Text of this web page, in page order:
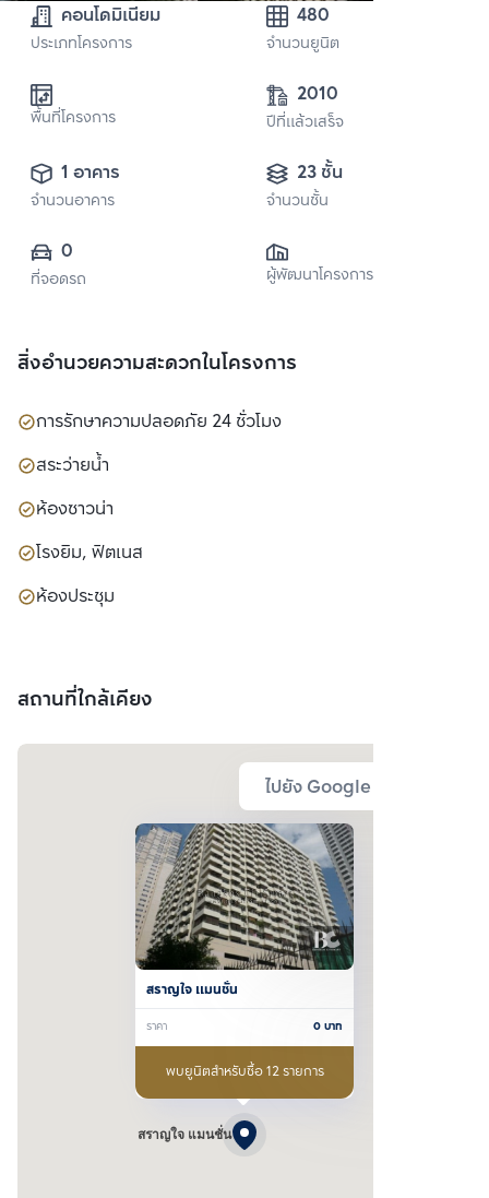
คอนโดมิเนียม
ประเภทโครงการ
480
จำนวนยูนิต
พื้นที่โครงการ
2010
ปีที่แล้วเสร็จ
1 อาคาร
จำนวนอาคาร
23 ชั้น
จำนวนชั้น
0
ที่จอดรถ ผู้พัฒนาโครงการ
สิ่งอำนวยความสะดวกในโครงการ
การรักษาความปลอดภัย 24 ชั่วโมง
สระว่ายน้ำ
ห้องซาวน่า
โรงยิม, ฟิตเนส
ห้องประชุม
สถานที่ใกล้เคียง
ไปยัง Google Map
สราญใจ แมนชั่น
สราญใจ แมนชั่น
ราคา 0 บาท
พบยูนิตสำหรับซื้อ 12 รายการ